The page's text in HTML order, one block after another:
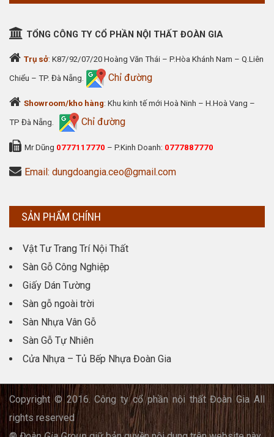
TỔNG CÔNG TY CỔ PHẦN NỘI THẤT ĐOÀN GIA
Trụ sở: K87/92/07/20 Hoàng Văn Thái – P.Hòa Khánh Nam – Q.Liên
Chiểu – TP. Đà Nẵng. Chỉ đường
Showroom/kho hàng: Khu kinh tế mới Hoà Ninh – H.Hoà Vang –
TP Đà Nẵng. Chỉ đường
Mr Dũng 0777117770 – P.Kinh Doanh: 0777887770
Email: dungdoangia.ceo@gmail.com
SẢN PHẨM CHÍNH
Vật Tư Trang Trí Nội Thất
Sàn Gỗ Công Nghiệp
Giấy Dán Tường
Sàn gỗ ngoài trời
Sàn Nhựa Vân Gỗ
Sàn Gỗ Tự Nhiên
Cửa Nhựa – Tủ Bếp Nhựa Đoàn Gia
Copyright © 2016. Công ty cổ phần nội thất Đoàn Gia All
rights reserved